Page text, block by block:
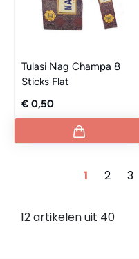
Tulasi Nag Champa 8
Sticks Flat
€ 0,50
1 2 3
12 artikelen uit 40